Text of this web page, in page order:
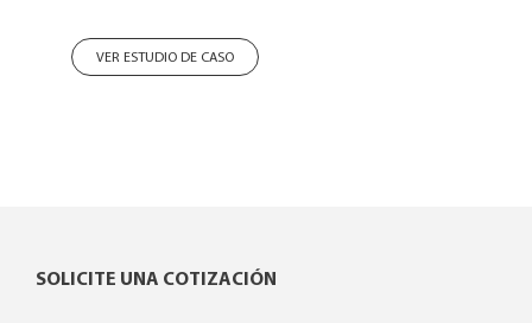
VER ESTUDIO DE CASO
SOLICITE UNA COTIZACIÓN